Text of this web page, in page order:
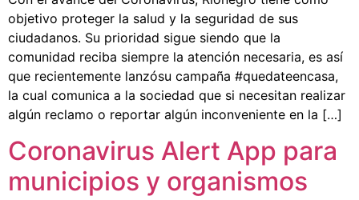
objetivo proteger la salud y la seguridad de sus
ciudadanos. Su prioridad sigue siendo que la
comunidad reciba siempre la atención necesaria, es así
que recientemente lanzósu campaña #quedateencasa,
la cual comunica a la sociedad que si necesitan realizar
algún reclamo o reportar algún inconveniente en la […]
Coronavirus Alert App para
municipios y organismos